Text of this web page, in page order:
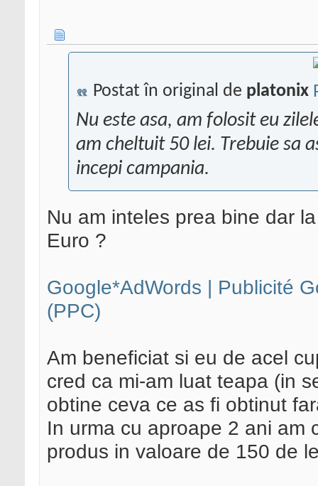
Postat în original de platonix
Nu este asa, am folosit eu
am cheltuit 50 lei. Trebuie sa
incepi campania.
Nu am inteles prea bine dar
Euro ?
Google*AdWords | Publicité
(PPC)
Am beneficiat si eu de acel
cred ca mi-am luat teapa (in
obtine ceva ce as fi obtinut
In urma cu aproape 2 ani am
produs in valoare de 150 de